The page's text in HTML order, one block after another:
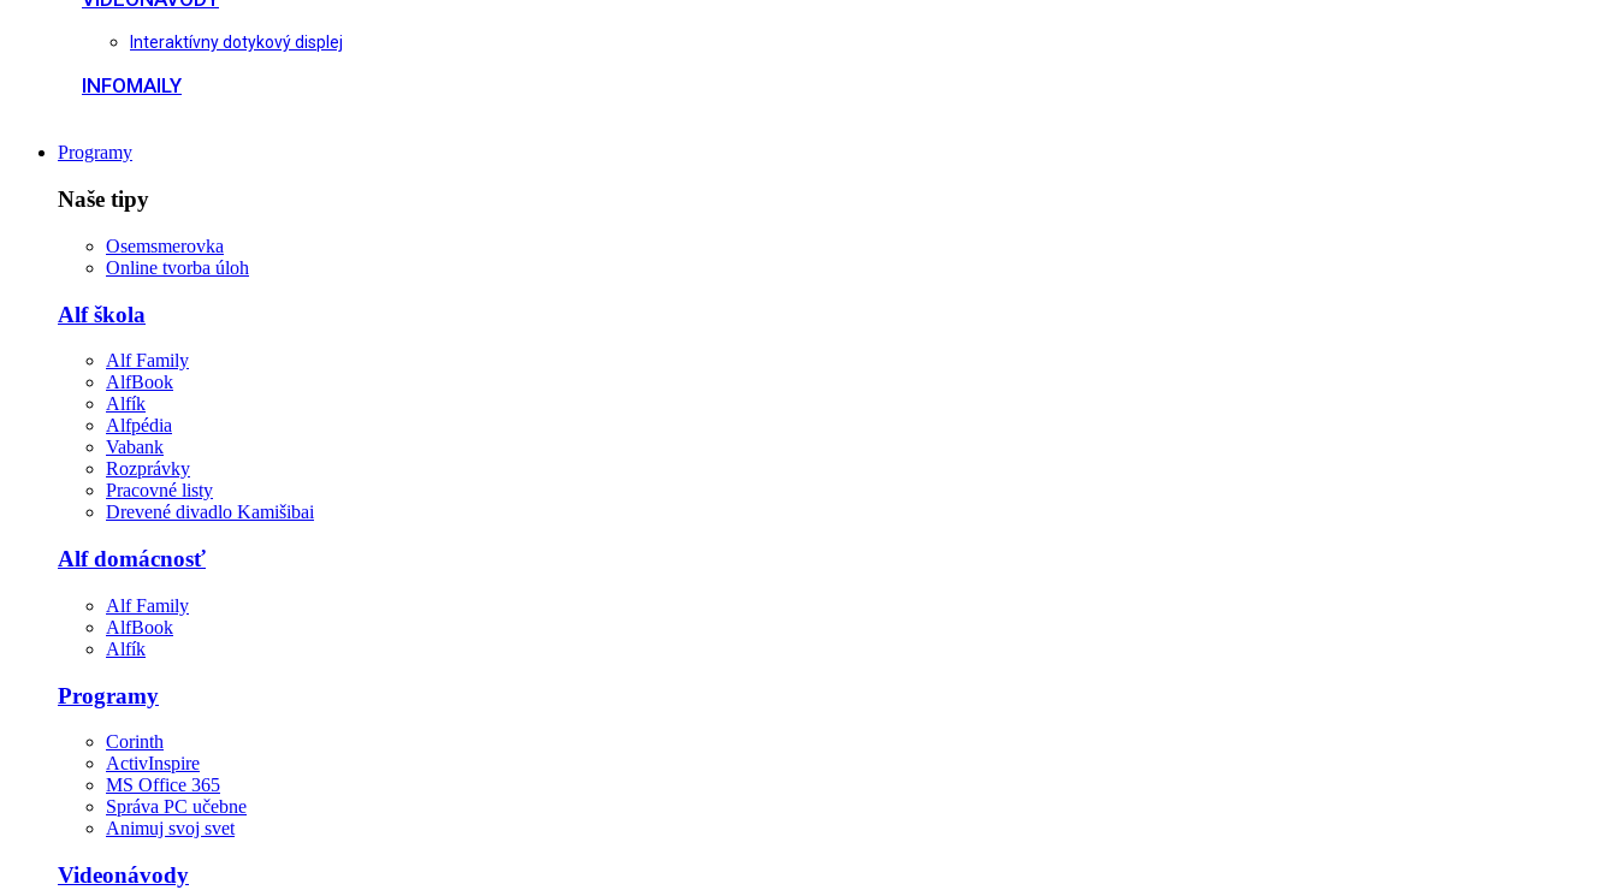
Interaktívny dotykový displej
INFOMAILY
Programy
Naše tipy
Osemsmerovka
Online tvorba úloh
Alf škola
Alf Family
AlfBook
Alfík
Alfpédia
Vabank
Rozprávky
Pracovné listy
Drevené divadlo Kamišibai
Alf domácnosť
Alf Family
AlfBook
Alfík
Programy
Corinth
ActivInspire
MS Office 365
Správa PC učebne
Animuj svoj svet
Videonávody